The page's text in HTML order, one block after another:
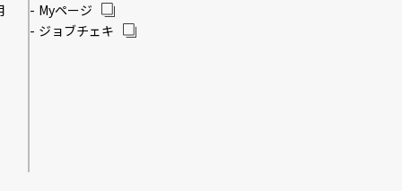
Myページ
ジョブチェキ